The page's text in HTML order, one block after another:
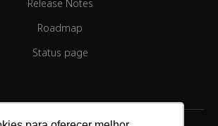
Release Notes
Roadmap
Status page